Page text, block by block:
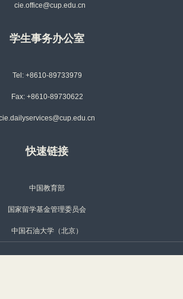
cie.office@cup.edu.cn
学生事务办公室
Tel: +8610-89733979
Fax: +8610-89730622
快速链接
中国教育部
国家留学基金管理委员会
中国石油大学（北京）